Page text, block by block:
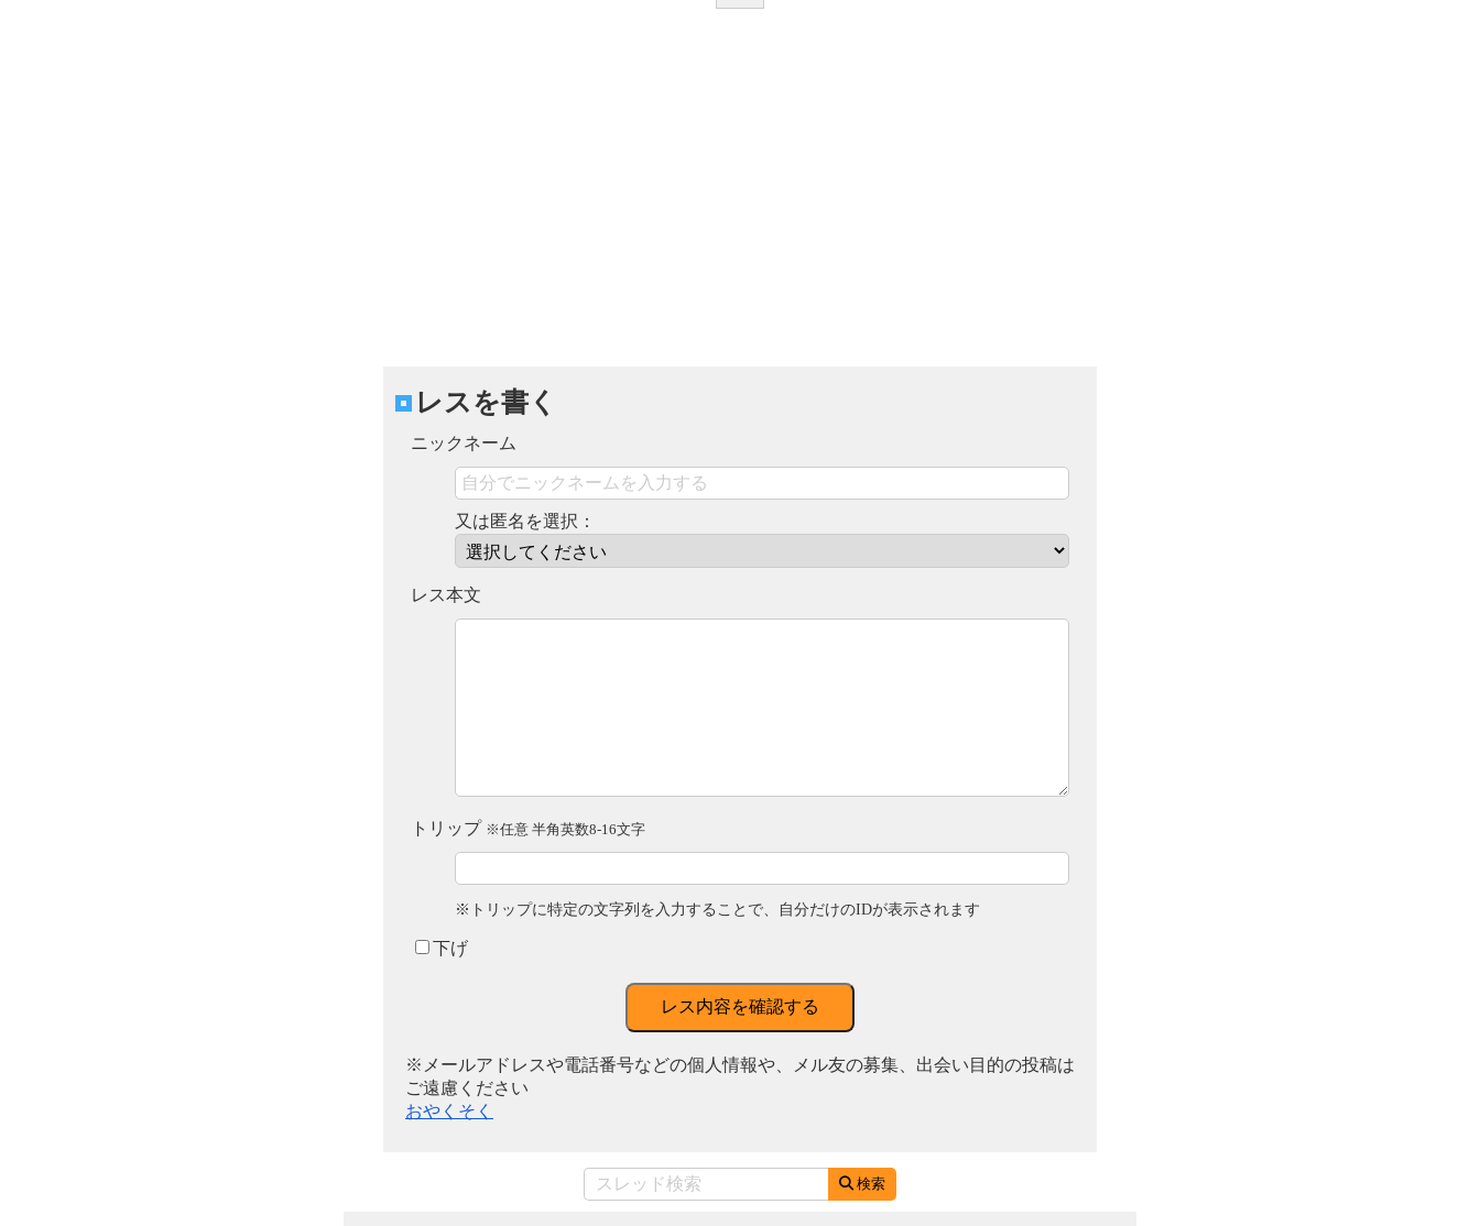
レスを書く
ニックネーム
又は匿名を選択：
レス本文
トリップ ※任意 半角英数8-16文字
※トリップに特定の文字列を入力することで、自分だけのIDが表示されます
下げ
レス内容を確認する
※メールアドレスや電話番号などの個人情報や、メル友の募集、出会い目的の投稿は
ご遠慮ください
おやくそく
検索